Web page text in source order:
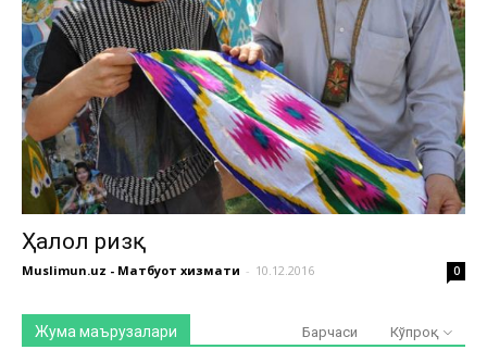
Ҳалол ризқ
Muslimun.uz - Матбуот хизмати - 10.12.2016 0
Жума маърузалари Барчаси Кўпроқ